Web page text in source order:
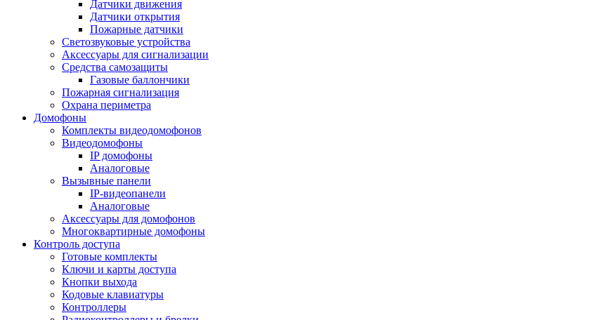
Датчики движения
Датчики открытия
Пожарные датчики
Светозвуковые устройства
Аксессуары для сигнализации
Средства самозащиты
Газовые баллончики
Пожарная сигнализация
Охрана периметра
Домофоны
Комплекты видеодомофонов
Видеодомофоны
IP домофоны
Аналоговые
Вызывные панели
IP-видеопанели
Аналоговые
Аксессуары для домофонов
Многоквартирные домофоны
Контроль доступа
Готовые комплекты
Ключи и карты доступа
Кнопки выхода
Кодовые клавиатуры
Контроллеры